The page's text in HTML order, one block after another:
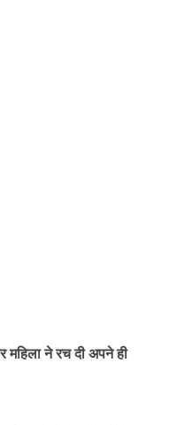
ने रच दी अपने ही